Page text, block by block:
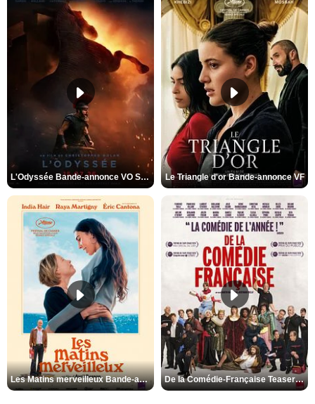
L'Odyssée Bande-annonce VO STFR Le Triangle d'or Bande-annonce VF
Les Matins merveilleux Bande-annonce VF De la Comédie-Française Teaser VF